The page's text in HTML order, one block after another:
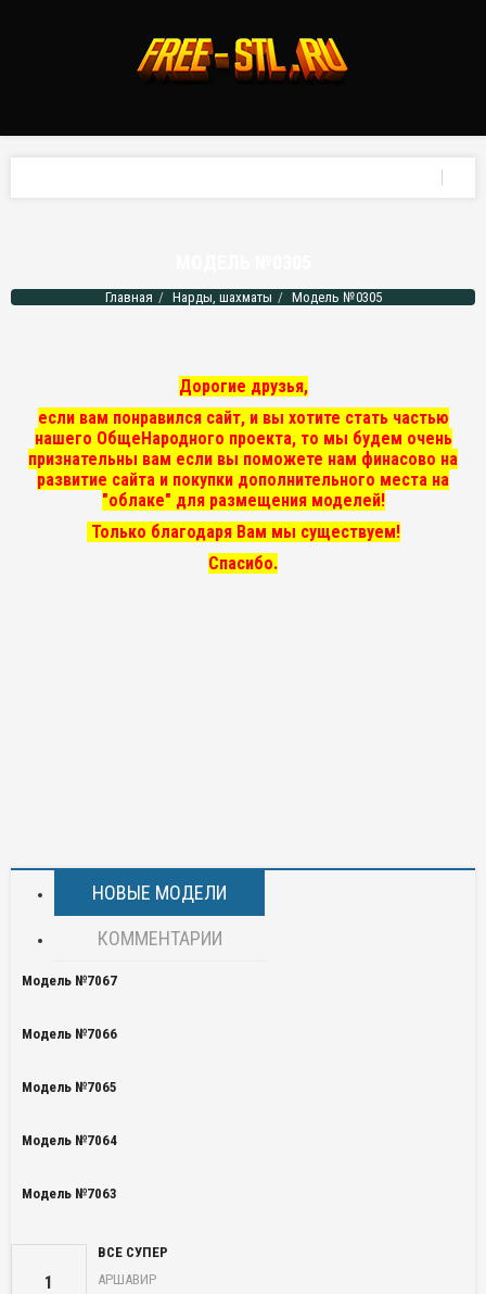
Главная Нарды, шахматы Модель №0305
Дорогие друзья,
если вам понравился сайт, и вы хотите стать частью
нашего ОбщеНародного проекта, то мы будем очень
признательны вам если вы поможете нам финасово на
развитие сайта и покупки дополнительного места на
"облаке" для размещения моделей!
Только благодаря Вам мы существуем!
Спасибо.
НОВЫЕ МОДЕЛИ
КОММЕНТАРИИ
Модель №7067
Модель №7066
Модель №7065
Модель №7064
Модель №7063
1
ВСЕ СУПЕР
АРШАВИР